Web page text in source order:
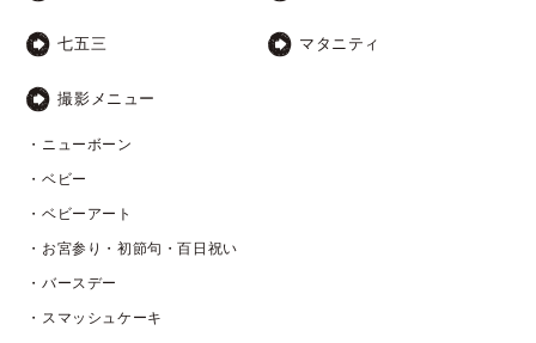
七五三 マタニティ
撮影メニュー
・ニューボーン
・ベビー
・ベビーアート
・お宮参り・初節句・百日祝い
・バースデー
・スマッシュケーキ